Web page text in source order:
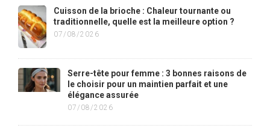
Cuisson de la brioche : Chaleur tournante ou
traditionnelle, quelle est la meilleure option ?
07/08/2026
Serre-tête pour femme : 3 bonnes raisons de
le choisir pour un maintien parfait et une
élégance assurée
07/08/2026